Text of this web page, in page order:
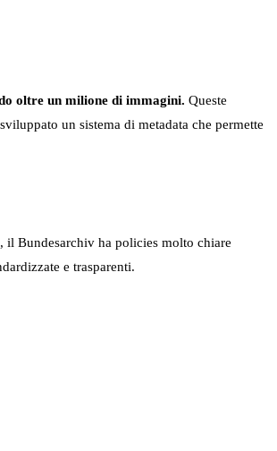
oltre un milione di immagini. Queste
un sistema di metadata che permette
Bundesarchiv ha policies molto chiare
e trasparenti.